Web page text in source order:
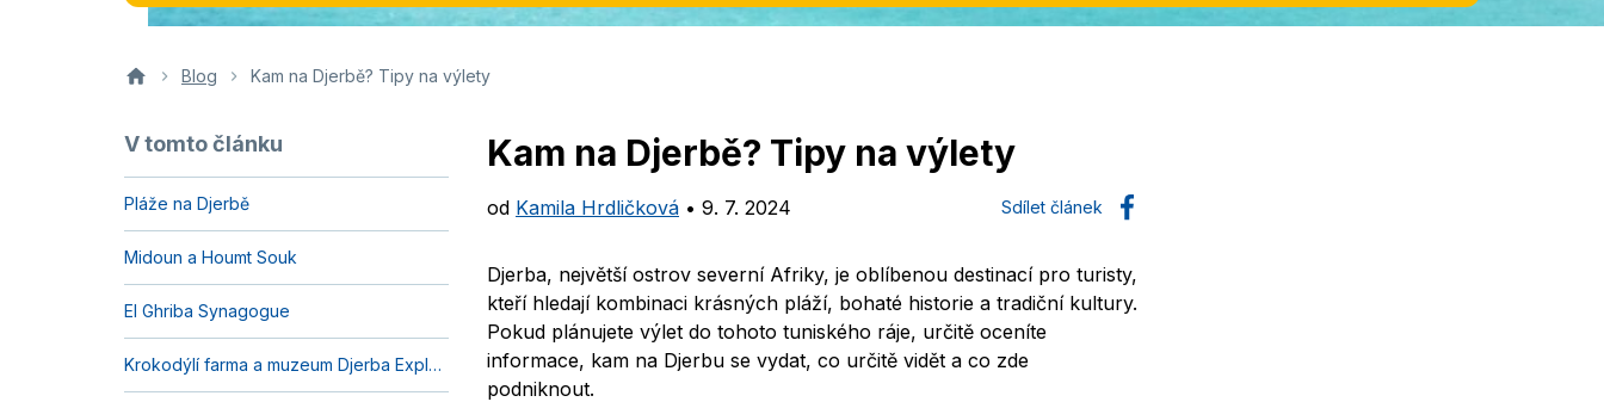
Blog Kam na Djerbě? Tipy na výlety
Kam na Djerbě? Tipy na výlety
od Kamila Hrdličková • 9. 7. 2024 Sdílet článek
Djerba, největší ostrov severní Afriky, je oblíbenou destinací pro turisty,
kteří hledají kombinaci krásných pláží, bohaté historie a tradiční kultury.
Pokud plánujete výlet do tohoto tuniského ráje, určitě oceníte
informace, kam na Djerbu se vydat, co určitě vidět a co zde
podniknout.
V tomto článku
Pláže na Djerbě
Midoun a Houmt Souk
El Ghriba Synagogue
Krokodýlí farma a muzeum Djerba Explore